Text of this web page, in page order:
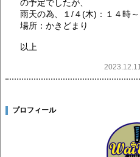
の予定でしたが、
雨天の為、１/４(木)：１４時～
場所：かきどまり
以上
プロフィール